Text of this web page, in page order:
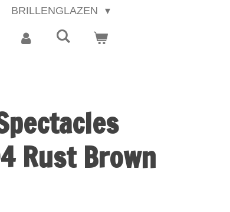
BRILLENGLAZEN
Rust Brown